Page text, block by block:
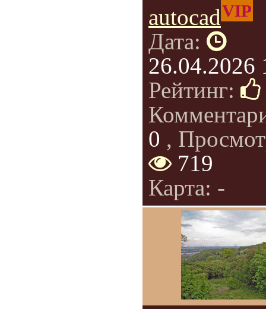
autocadVIP
Дата:
26.04.2026
Рейтинг:
0 ,
719
Карта: -